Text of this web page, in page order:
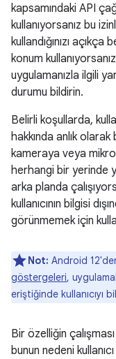
kapsamındaki API
kullanıyorsanız bu
kullandığınızı
konum
uygulamanızla ilgili
durumu bildirin.
Belirli koşullarda,
hakkında anlık
kameraya veya
herhangi bir yerinde
arka planda
kullanıcının bilgisi
görünmemek için
Not: Android
göstergeleri,
eriştiğinde kullanıcıyı
Bir özelliğin
bunun nedeni